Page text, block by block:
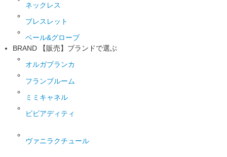
ネックレス
ブレスレット
ベール&グローブ
BRAND
【販売】ブランドで選ぶ
オルガブランカ
フランブルーム
ミミキャネル
ビビアディティ
ヴァニラクチュール